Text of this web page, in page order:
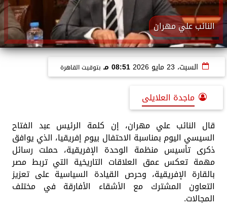
النائب علي مهران
السبت، 23 مايو 2026 08:51 مـ بتوقيت القاهرة
ماجدة العلايلى
قال النائب علي مهران، إن كلمة الرئيس عبد الفتاح
السيسي اليوم بمناسبة الاحتفال بيوم إفريقيا، الذي يوافق
ذكرى تأسيس منظمة الوحدة الإفريقية، حملت رسائل
مهمة تعكس عمق العلاقات التاريخية التي تربط مصر
بالقارة الإفريقية، وحرص القيادة السياسية على تعزيز
التعاون المشترك مع الأشقاء الأفارقة في مختلف
المجالات.